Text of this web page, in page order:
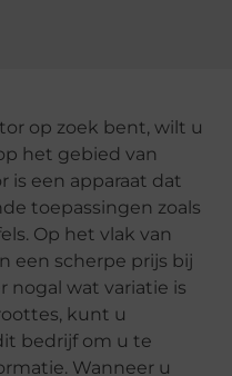
op zoek bent, wilt u
het gebied van
is een apparaat dat
toepassingen zoals
Op het vlak van
een scherpe prijs bij
nogal wat variatie is
kunt u
bedrijf om u te
Wanneer u